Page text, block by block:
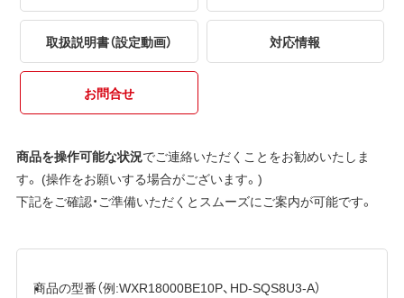
取扱説明書（設定動画） 対応情報
お問合せ
商品を操作可能な状況でご連絡いただくことをお勧めいたしま
す。 (操作をお願いする場合がございます。)
下記をご確認・ご準備いただくとスムーズにご案内が可能です。
商品の型番（例:WXR18000BE10P、HD-SQS8U3-A）